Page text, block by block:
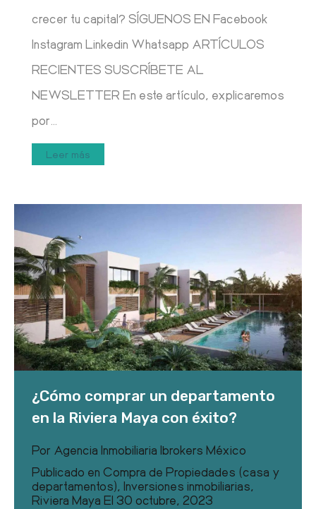
crecer tu capital? SÍGUENOS EN Facebook
Instagram Linkedin Whatsapp ARTÍCULOS
RECIENTES SUSCRÍBETE AL
NEWSLETTER En este artículo, explicaremos
por…
Leer más
¿Cómo comprar un departamento
en la Riviera Maya con éxito?
Por Agencia Inmobiliaria Ibrokers México
Publicado en Compra de Propiedades (casa y
departamentos), Inversiones inmobiliarias,
Riviera Maya El 30 octubre, 2023